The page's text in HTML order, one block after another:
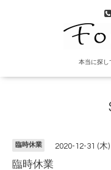
本当に探し
臨時休業 2020-12-31 (木
臨時休業